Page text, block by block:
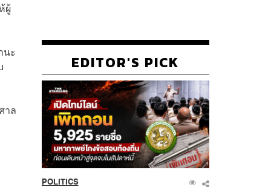
ผู้
นะ
าล
EDITOR'S PICK
POLITICS